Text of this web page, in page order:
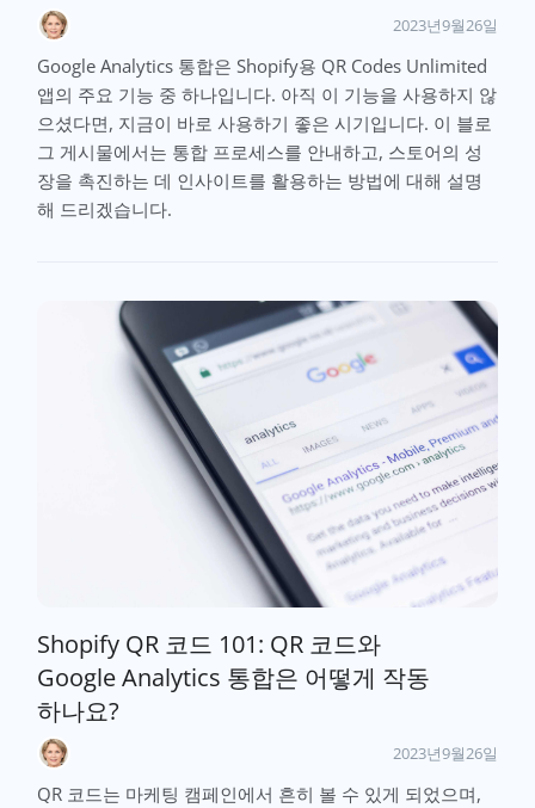
2023년9월26일
Google Analytics 통합은 Shopify용 QR Codes Unlimited
앱의 주요 기능 중 하나입니다. 아직 이 기능을 사용하지 않
으셨다면, 지금이 바로 사용하기 좋은 시기입니다. 이 블로
그 게시물에서는 통합 프로세스를 안내하고, 스토어의 성
장을 촉진하는 데 인사이트를 활용하는 방법에 대해 설명
해 드리겠습니다.
Shopify QR 코드 101: QR 코드와
Google Analytics 통합은 어떻게 작동
하나요?
2023년9월26일
QR 코드는 마케팅 캠페인에서 흔히 볼 수 있게 되었으며,